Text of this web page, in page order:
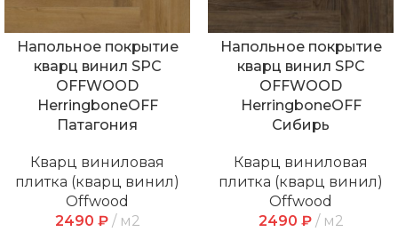
Напольное покрытие
кварц винил SPC
OFFWOOD
HerringboneOFF
Патагония
Кварц виниловая
плитка (кварц винил)
Offwood
2490 ₽ м2
Напольное покрытие
кварц винил SPC
OFFWOOD
HerringboneOFF
Сибирь
Кварц виниловая
плитка (кварц винил)
Offwood
2490 ₽ м2